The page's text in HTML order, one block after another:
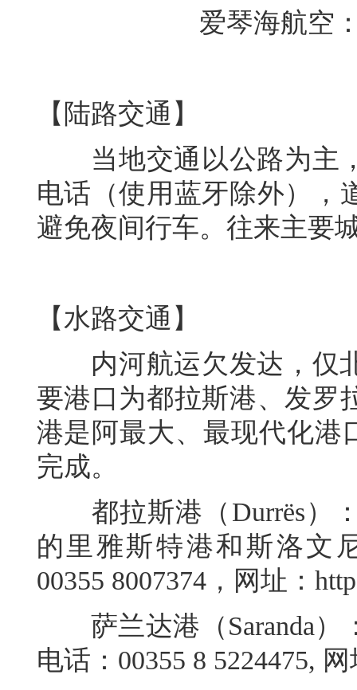
爱琴海航空：04
【陆路交通】
当地交通以公路为主，
电话（使用蓝牙除外），
避免夜间行车。往来主要
【水路交通】
内河航运欠发达，仅北
要港口为都拉斯港、发罗
港是阿最大、最现代化港
完成。
都拉斯港（Durrës）：
的里雅斯特港和斯洛文
00355 8007374，网址：
萨兰达港（Saranda）
电话：00355 8 5224475,